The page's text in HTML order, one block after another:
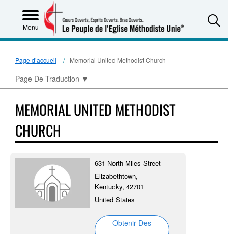
Menu
Page d’accueil Memorial United Methodist Church
Page De Traduction ▼
MEMORIAL UNITED METHODIST
CHURCH
631 North Miles Street
Elizabethtown,
Kentucky, 42701
United States
Obtenir Des